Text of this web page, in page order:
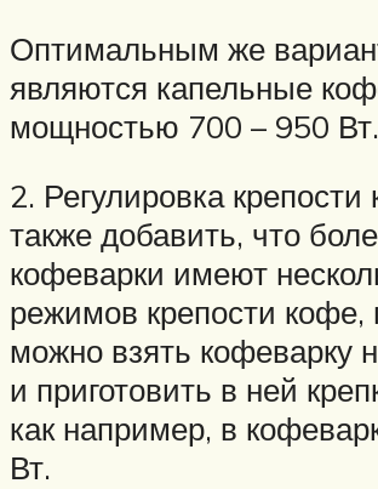
Оптимальным же
являются капельные
мощностью 700 – 950 Вт.
2. Регулировка
также добавить, что
кофеварки имеют
режимов крепости кофе,
можно взять кофеварку
и приготовить в ней
как например, в
Вт.